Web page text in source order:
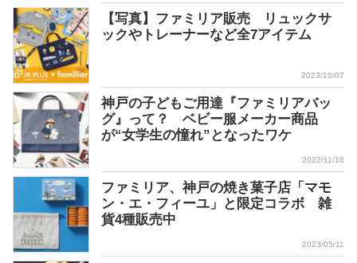
【写真】ファミリア販売 リュックサ
ックやトレーナーなど全7アイテム
2023/10/07
神戸の子どもご用達『ファミリアバッ
グ』って？ ベビー服メーカー商品
が“女学生の憧れ”となったワケ
2022/11/16
ファミリア、神戸の焼き菓子店「マモ
ン・エ・フィーユ」と限定コラボ 雑
貨4種販売中
2023/05/11